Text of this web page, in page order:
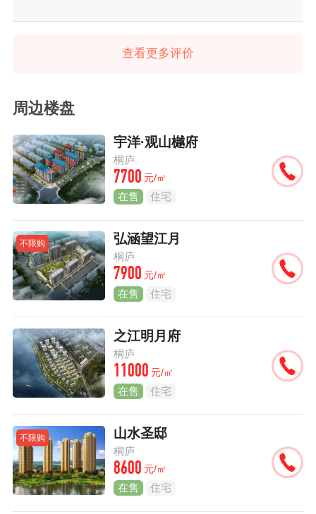
查看更多评价
周边楼盘
宇洋·观山樾府
桐庐
7700 元/㎡
在售 住宅
不限购 弘涵望江月
桐庐
7900 元/㎡
在售 住宅
之江明月府
桐庐
11000 元/㎡
在售 住宅
不限购 山水圣邸
桐庐
8600 元/㎡
在售 住宅